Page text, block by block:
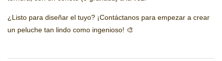
¿Listo para diseñar el tuyo? ¡Contáctanos para empezar a crear
un peluche tan lindo como ingenioso! 🎨